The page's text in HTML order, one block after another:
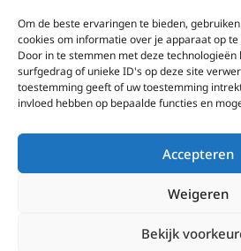
Om de beste ervaringen te bieden,
cookies om informatie over je apparaat op
Door in te stemmen met deze technologieën
surfgedrag of unieke ID's op deze site
toestemming geeft of uw toestemming
invloed hebben op bepaalde functies en
Accepteren
Weigeren
Bekijk
EWTN-Team
Organisatiegegevens
Doneren
EWTN wordt uitsluitend gefinancierd
Wij ontvangen bewust geen